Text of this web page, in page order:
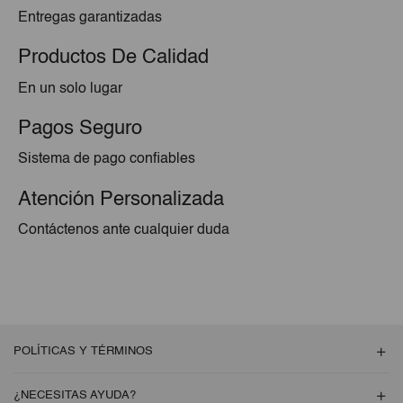
Entregas garantizadas
Productos De Calidad
En un solo lugar
Pagos Seguro
Sistema de pago confiables
Atención Personalizada
Contáctenos ante cualquier duda
POLÍTICAS Y TÉRMINOS
¿NECESITAS AYUDA?